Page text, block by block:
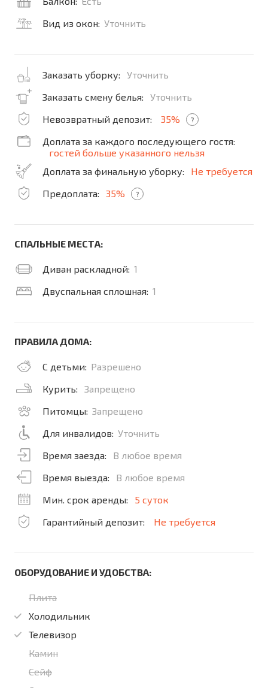
Вид из окон: Уточнить
Заказать уборку:
Уточнить
Заказать смену белья:
Уточнить
Невозвратный депозит:
35% ?
Доплата за каждого последующего гостя:
гостей больше указанного нельзя
Доплата за финальную уборку:
Не требуется
Предоплата:
35% ?
СПАЛЬНЫЕ МЕСТА:
Диван раскладной: 1
Двуспальная сплошная: 1
ПРАВИЛА ДОМА:
С детьми: Разрешено
Курить:
Запрещено
Питомцы: Запрещено
Для инвалидов: Уточнить
Время заезда:
В любое время
Время выезда:
В любое время
Мин. срок аренды:
5 суток
Гарантийный депозит:
Не требуется
ОБОРУДОВАНИЕ И УДОБСТВА:
Плита
Холодильник
Телевизор
Камин
Сейф